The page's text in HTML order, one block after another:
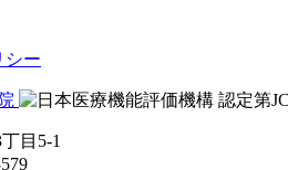
シー
目5-1